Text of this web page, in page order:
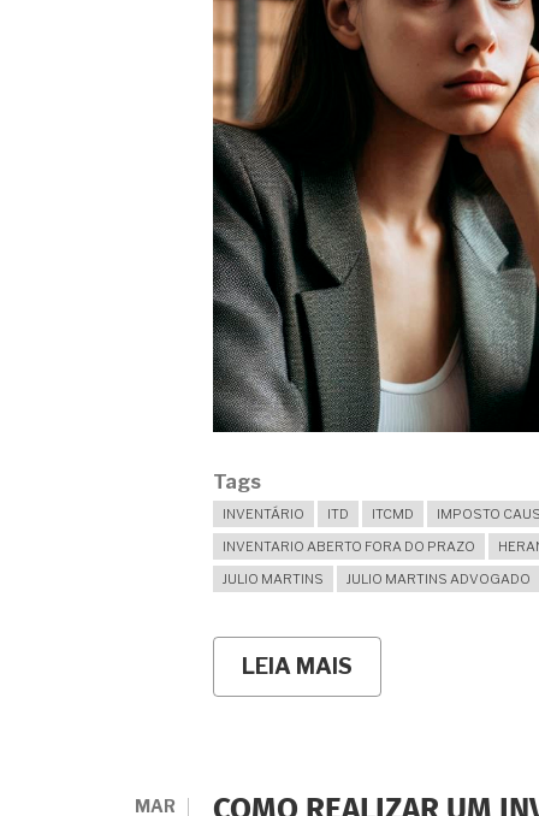
Tags
INVENTÁRIO ITD ITCMD IMPOSTO
INVENTARIO ABERTO FORA DO PRAZO
JULIO MARTINS
JULIO MARTINS ADVOGADO
LEIA MAIS
MINHA
DOS
MAR